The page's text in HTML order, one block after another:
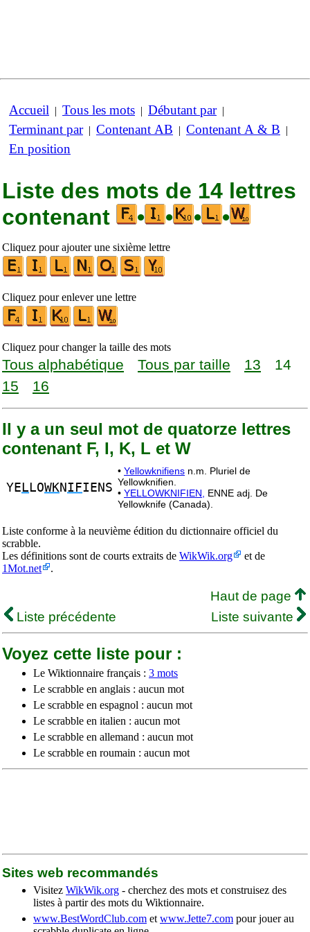
Accueil | Tous les mots | Débutant par|
Terminant par| Contenant AB | Contenant A & B |
En position
Liste des mots de 14 lettres
contenant
• • • •
Cliquez pour ajouter une sixième lettre
Cliquez pour enlever une lettre
Cliquez pour changer la taille des mots
Tous alphabétique Tous par taille 13
14
15
16
Il y a un seul mot de quatorze lettres
contenant F, I, K, L et W
YE L LOWKN IFIENS
• Yellowknifiens n.m. Pluriel de
Yellowknifien.
• YELLOWKNIFIEN,
ENNE adj. De
Yellowknife (Canada).
Liste conforme à la neuvième édition du dictionnaire officiel du
scrabble.
Les définitions sont de courts extraits de WikWik.org
et de
1Mot.net
.
Haut de page
Liste précédente
Liste suivante
Voyez cette liste pour :
Le Wiktionnaire français : 3 mots
Le scrabble en anglais : aucun mot
Le scrabble en espagnol : aucun mot
Le scrabble en italien : aucun mot
Le scrabble en allemand : aucun mot
Le scrabble en roumain : aucun mot
Sites web recommandés
Visitez WikWik.org - cherchez des mots et construisez des
listes à partir des mots du Wiktionnaire.
www.BestWordClub.com et www.Jette7.com pour jouer au